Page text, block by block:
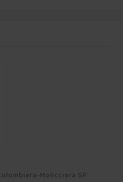
Molicciara SP